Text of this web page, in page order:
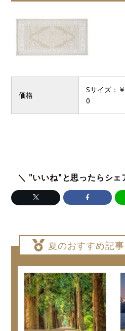
価格
Sサイズ：
0
＼ "いいね"と思ったらシェ
夏のおすすめ記事